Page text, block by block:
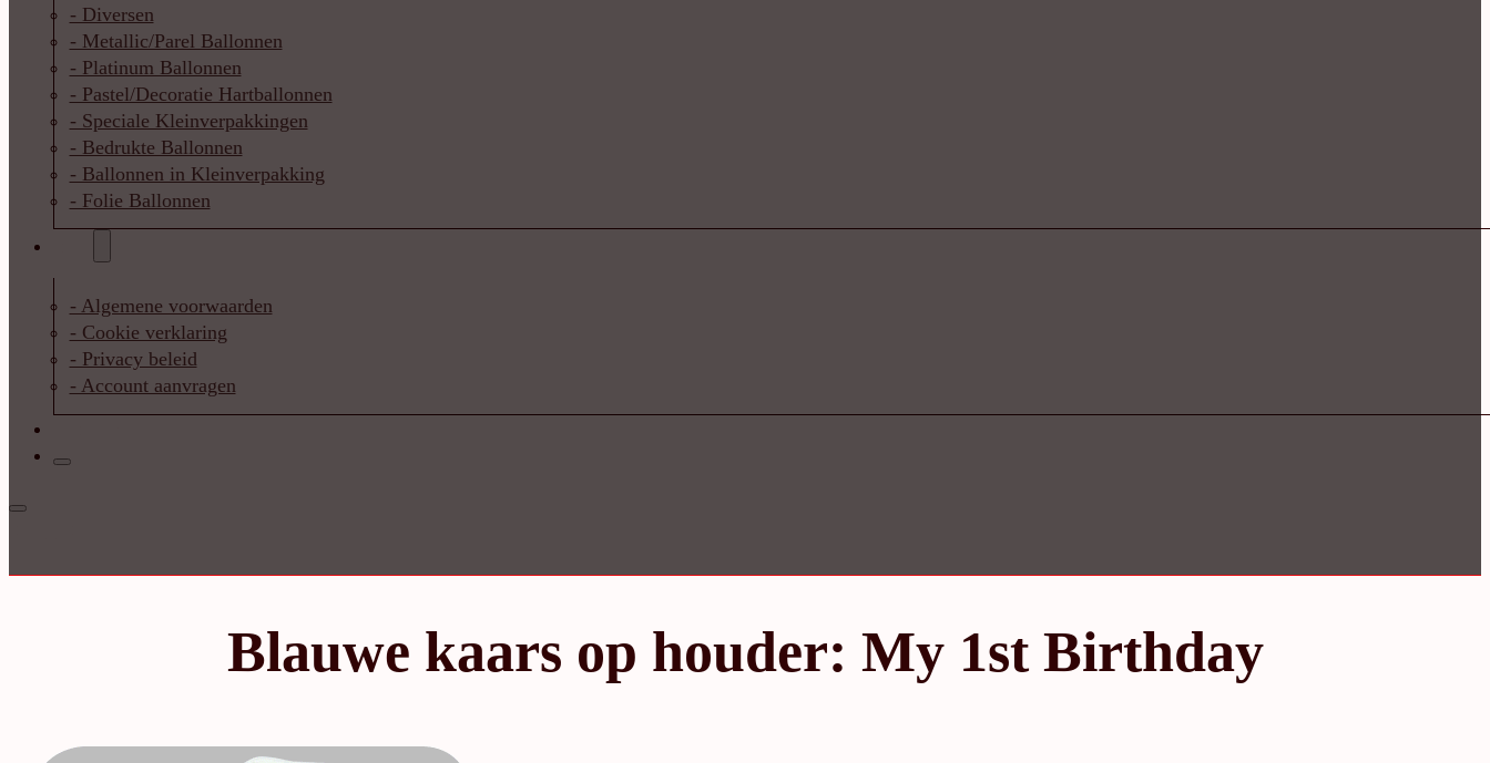
- Diversen
- Metallic/Parel Ballonnen
- Platinum Ballonnen
- Pastel/Decoratie Hartballonnen
- Speciale Kleinverpakkingen
- Bedrukte Ballonnen
- Ballonnen in Kleinverpakking
- Folie Ballonnen
- Algemene voorwaarden
- Cookie verklaring
- Privacy beleid
- Account aanvragen
Blauwe kaars op houder: My 1st Birthday